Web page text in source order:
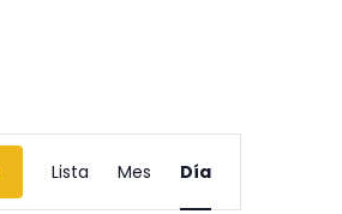
Navegación
de
Lista Mes Día